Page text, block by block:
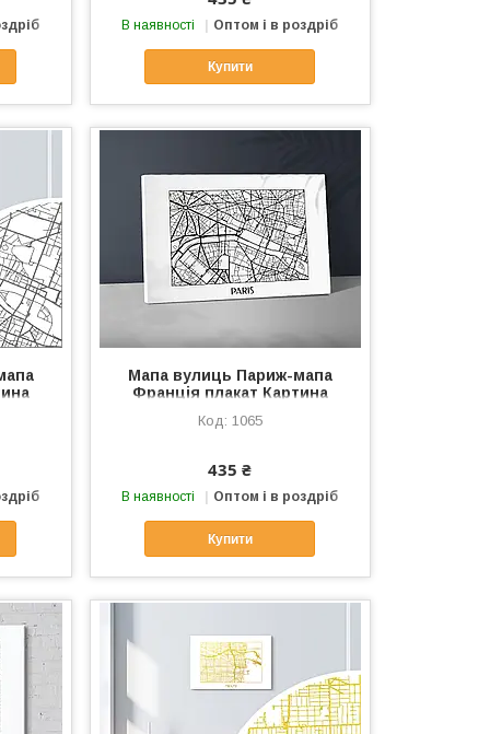
В наявності Оптом і в роздріб
Купити
стін
Мапа вулиць Париж-мапа
Франція плакат Картина
дриук на полотні Декор стін
1065
435 ₴
В наявності Оптом і в роздріб
Купити